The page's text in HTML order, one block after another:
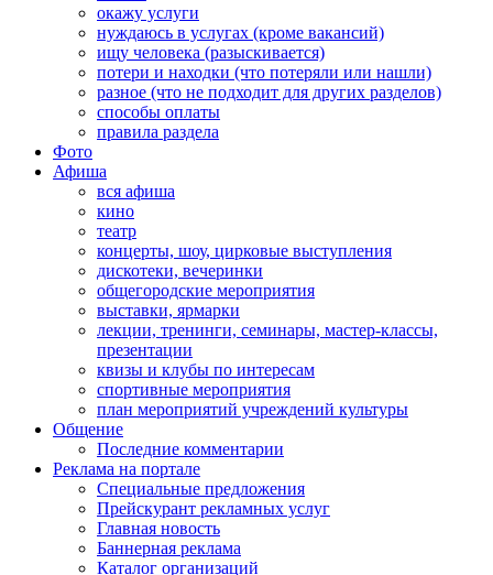
окажу услуги
нуждаюсь в услугах (кроме вакансий)
ищу человека (разыскивается)
потери и находки (что потеряли или нашли)
разное (что не подходит для других разделов)
способы оплаты
правила раздела
Фото
Афиша
вся афиша
кино
театр
концерты, шоу, цирковые выступления
дискотеки, вечеринки
общегородские мероприятия
выставки, ярмарки
лекции, тренинги, семинары, мастер-классы,
презентации
квизы и клубы по интересам
спортивные мероприятия
план мероприятий учреждений культуры
Общение
Последние комментарии
Реклама на портале
Специальные предложения
Прейскурант рекламных услуг
Главная новость
Баннерная реклама
Каталог организаций